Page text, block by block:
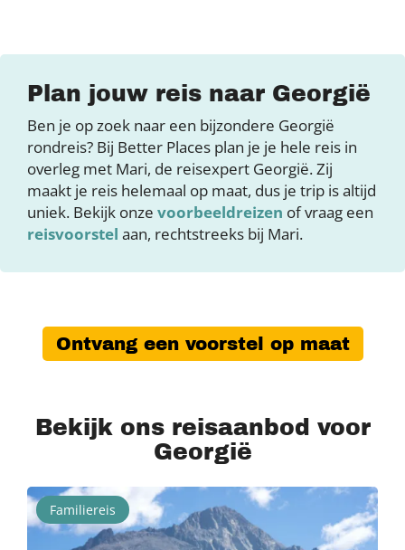
Plan jouw reis naar Georgië
Ben je op zoek naar een bijzondere Georgië
rondreis? Bij Better Places plan je je hele reis in
overleg met Mari, de reisexpert Georgië. Zij
maakt je reis helemaal op maat, dus je trip is altijd
uniek. Bekijk onze voorbeeldreizen of vraag een
reisvoorstel aan, rechtstreeks bij Mari.
Ontvang een voorstel op maat
Bekijk ons reisaanbod voor
Georgië
Familiereis